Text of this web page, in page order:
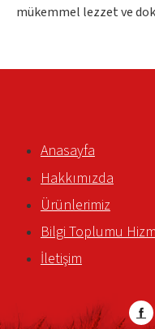
mükemmel lezzet ve
Anasayfa
Hakkımızda
Ürünlerimiz
Bilgi Toplumu
İletişim